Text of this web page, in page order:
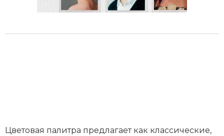
Цветовая палитра предлагает как классические,